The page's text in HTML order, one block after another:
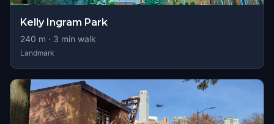
Kelly Ingram Park
240 m · 3 min walk
Landmark